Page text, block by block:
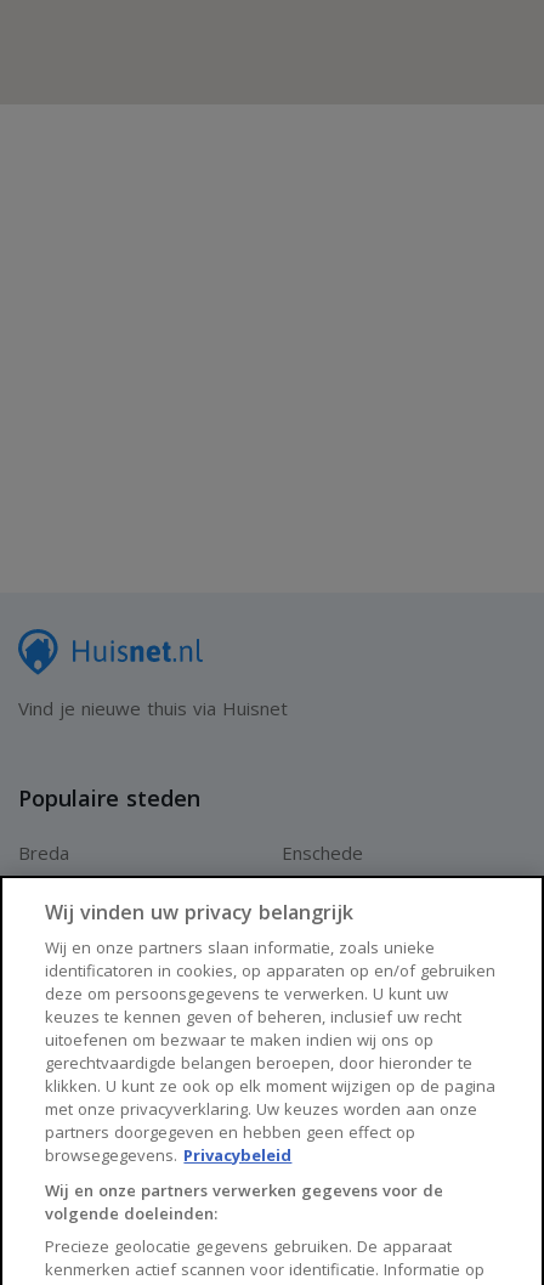
Vind je nieuwe thuis via Huisnet
Populaire steden
Breda
Arnhem
Enschede
Zwolle
Huisnet
Over Huisnet
Algemene voorwaarden
Privacybeleid
Contact
Sitemap
Wij vinden uw privacy belangrijk
Wij en onze partners slaan informatie, zoals unieke
identificatoren in cookies, op apparaten op en/of gebruiken
deze om persoonsgegevens te verwerken. U kunt uw
keuzes te kennen geven of beheren, inclusief uw recht
uitoefenen om bezwaar te maken indien wij ons op
gerechtvaardigde belangen beroepen, door hieronder te
klikken. U kunt ze ook op elk moment wijzigen op de pagina
met onze privacyverklaring. Uw keuzes worden aan onze
partners doorgegeven en hebben geen effect op
browsegegevens. Privacybeleid
Wij en onze partners verwerken gegevens voor de
volgende doeleinden:
Precieze geolocatie gegevens gebruiken. De apparaat
kenmerken actief scannen voor identificatie. Informatie op